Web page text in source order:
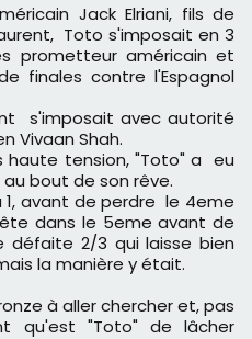
Jack Elriani, fils de
Toto s'imposait en 3
prometteur américain et
finales contre l'Espagnol
s'imposait avec autorité
Vivaan Shah.
haute tension, "Toto" a eu
bout de son rêve.
1, avant de perdre le 4eme
dans le 5eme avant de
défaite 2/3 qui laisse bien
la manière y était.
à aller chercher et, pas
qu'est "Toto" de lâcher